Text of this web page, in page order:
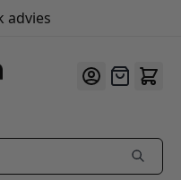
vanaf €50,-
9.9/10
Offerte